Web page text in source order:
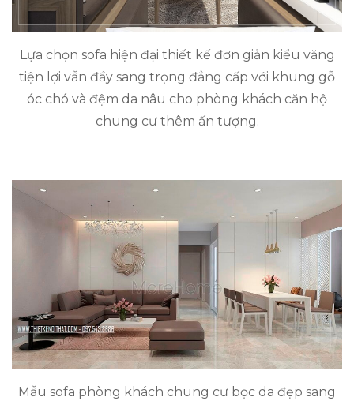
Lựa chọn sofa hiện đại thiết kế đơn giản kiểu văng
tiện lợi vẫn đầy sang trọng đẳng cấp với khung gỗ
óc chó và đệm da nâu cho phòng khách căn hộ
chung cư thêm ấn tượng.
Mẫu sofa phòng khách chung cư bọc da đẹp sang